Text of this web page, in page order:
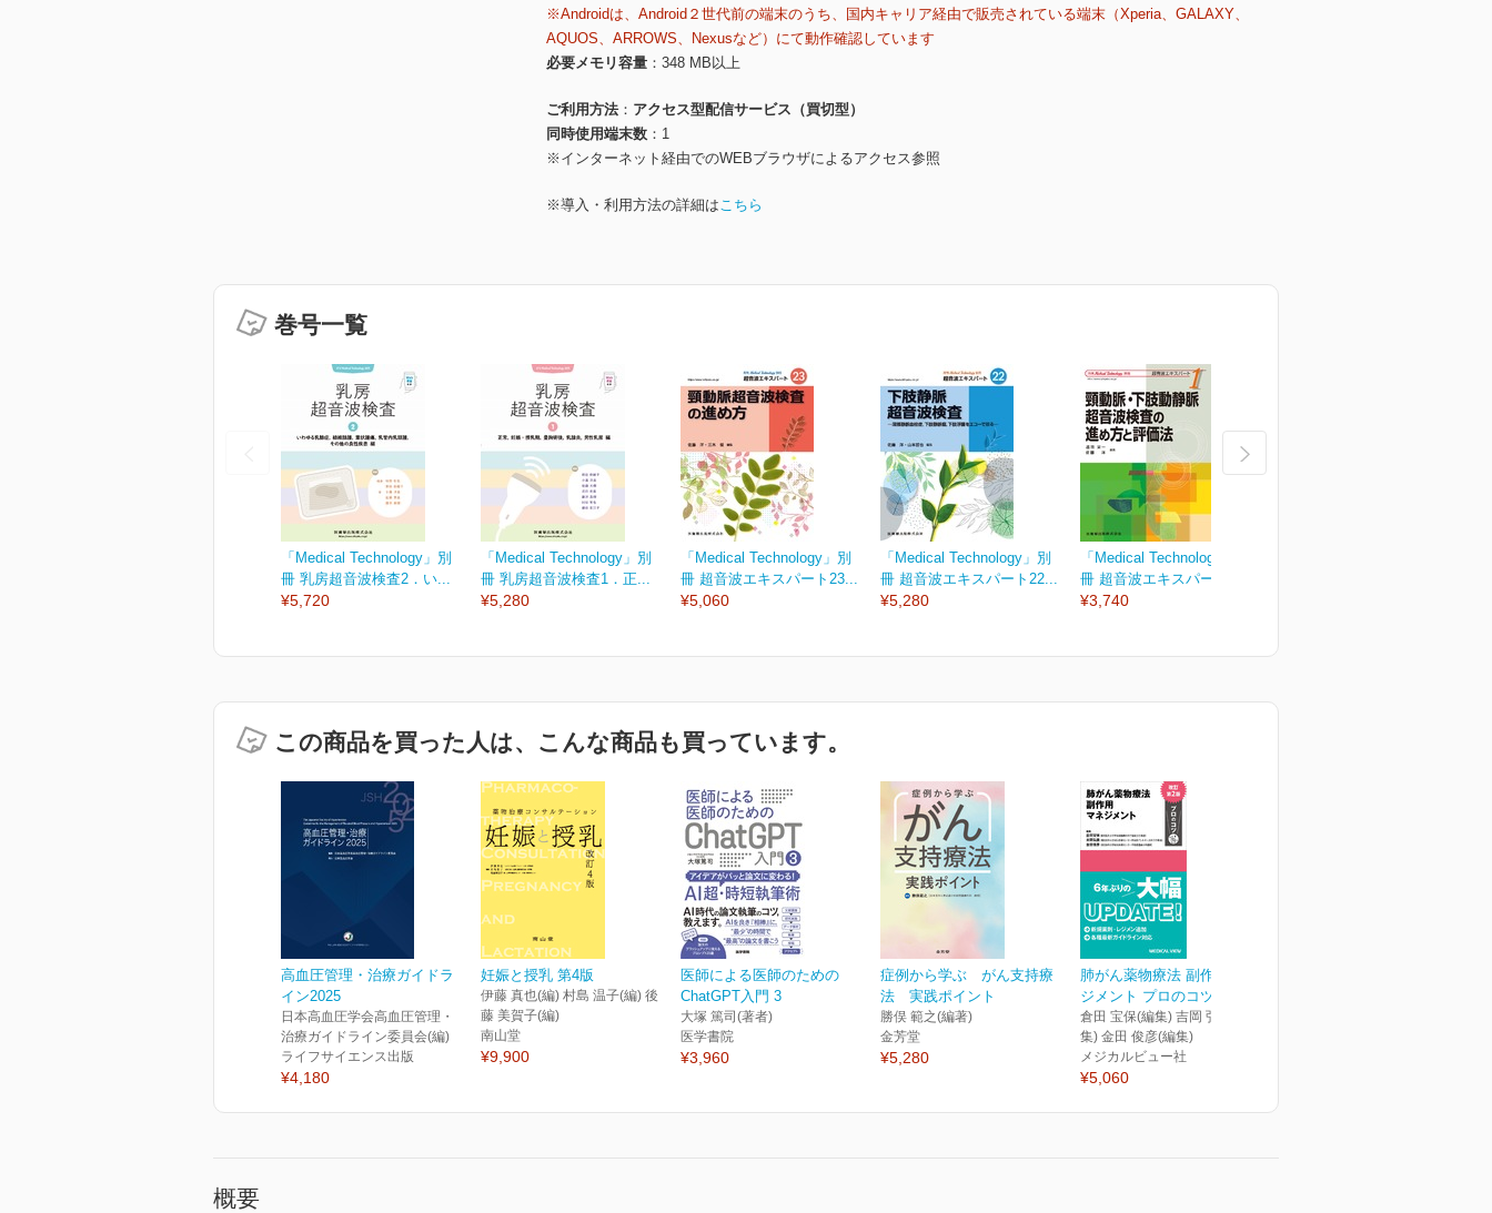
※Androidは、Android２世代前の端末のうち、国内キャリア経由で販売されている端末（Xperia、GALAXY、
AQUOS、ARROWS、Nexusなど）にて動作確認しています
必要メモリ容量
348 MB以上
ご利用方法
アクセス型配信サービス（買切型）
同時使用端末数
1
※インターネット経由でのWEBブラウザによるアクセス参照
※導入・利用方法の詳細はこちら
巻号一覧
「Medical Technology」別
冊 乳房超音波検査2．い...
¥5,720
「Medical Technology」別
冊 乳房超音波検査1．正...
¥5,280
「Medical Technology」別
冊 超音波エキスパート23...
¥5,060
「Medical Technology」別
冊 超音波エキスパート22...
¥5,280
「Medical Technology」別
冊 超音波エキスパート1...
¥3,740
この商品を買った人は、こんな商品も買っています。
高血圧管理・治療ガイドラ
イン2025
日本高血圧学会高血圧管理・
治療ガイドライン委員会(編)
ライフサイエンス出版
¥4,180
妊娠と授乳 第4版
伊藤 真也(編) 村島 温子(編) 後
藤 美賀子(編)
南山堂
¥9,900
医師による医師のための
ChatGPT入門 3
大塚 篤司(著者)
医学書院
¥3,960
症例から学ぶ がん支持療
法 実践ポイント
勝俣 範之(編著)
金芳堂
¥5,280
肺がん薬物療法 副作用マネ
ジメント プロのコツ 改...
倉田 宝保(編集) 吉岡 弘鎮(編
集) 金田 俊彦(編集)
メジカルビュー社
¥5,060
概要